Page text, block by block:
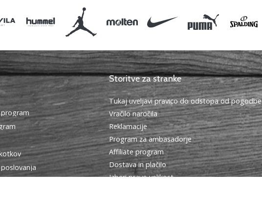
Storitve za stranke
Tukaj uveljavi pravico do odstopa od pogodbe
Vračilo naročila
Reklamacije
Program za ambasadorje
Affiliate program
Dostava in plačilo
Izberi pravo velikost